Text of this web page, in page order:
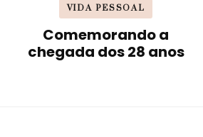
VIDA PESSOAL
Comemorando a
chegada dos 28 anos